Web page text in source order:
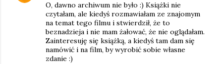
O, dawno archiwum nie było :) Książki nie
czytałam, ale kiedyś rozmawiałam ze znajomym
na temat tego filmu i stwierdził, że to
beznadzieja i nie mam żałować, że nie oglądałam.
Zainteresuję się książką, a kiedyś tam dam się
namówić i na film, by wyrobić sobie własne
zdanie :)